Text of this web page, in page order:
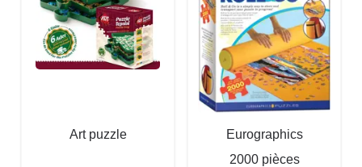
Art puzzle
Eurographics
2000 pièces